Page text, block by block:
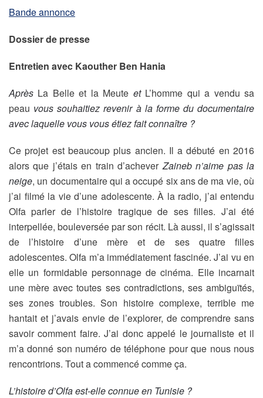
Bande annonce
Dossier de presse
Entretien avec Kaouther Ben Hania
Après La Belle et la Meute et L’homme qui a vendu sa
peau vous souhaitiez revenir à la forme du documentaire
avec laquelle vous vous étiez fait connaître ?
Ce projet est beaucoup plus ancien. Il a débuté en 2016
alors que j’étais en train d’acheverZaineb n’aime pas la
neige, un documentaire qui a occupé six ans de ma vie, où
j’ai filmé la vie d’une adolescente. À la radio, j’ai entendu
Olfa parler de l’histoire tragique de ses filles. J’ai été
interpellée, bouleversée par son récit. Là aussi, il s’agissait
de l’histoire d’une mère et de ses quatre filles
adolescentes. Olfa m’a immédiatement fascinée. J’ai vu en
elle un formidable personnage de cinéma. Elle incarnait
une mère avec toutes ses contradictions, ses ambiguïtés,
ses zones troubles. Son histoire complexe, terrible me
hantait et j’avais envie de l’explorer, de comprendre sans
savoir comment faire. J’ai donc appelé le journaliste et il
m’a donné son numéro de téléphone pour que nous nous
rencontrions. Tout a commencé comme ça.
L’histoire d’Olfa est-elle connue en Tunisie ?